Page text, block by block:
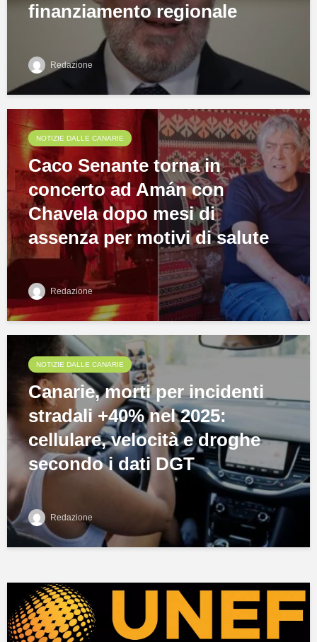
finanziamento regionale
Redazione
NOTIZIE DALLE CANARIE
Caco Senante torna in
concerto ad Amán con
Chavela dopo mesi di
assenza per motivi di salute
Redazione
NOTIZIE DALLE CANARIE
Canarie, morti per incidenti
stradali +40% nel 2025:
cellulare, velocità e droghe
secondo i dati DGT
Redazione